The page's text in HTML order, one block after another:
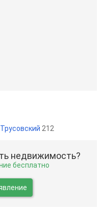
Трусовский 212
недвижимость?
бесплатно